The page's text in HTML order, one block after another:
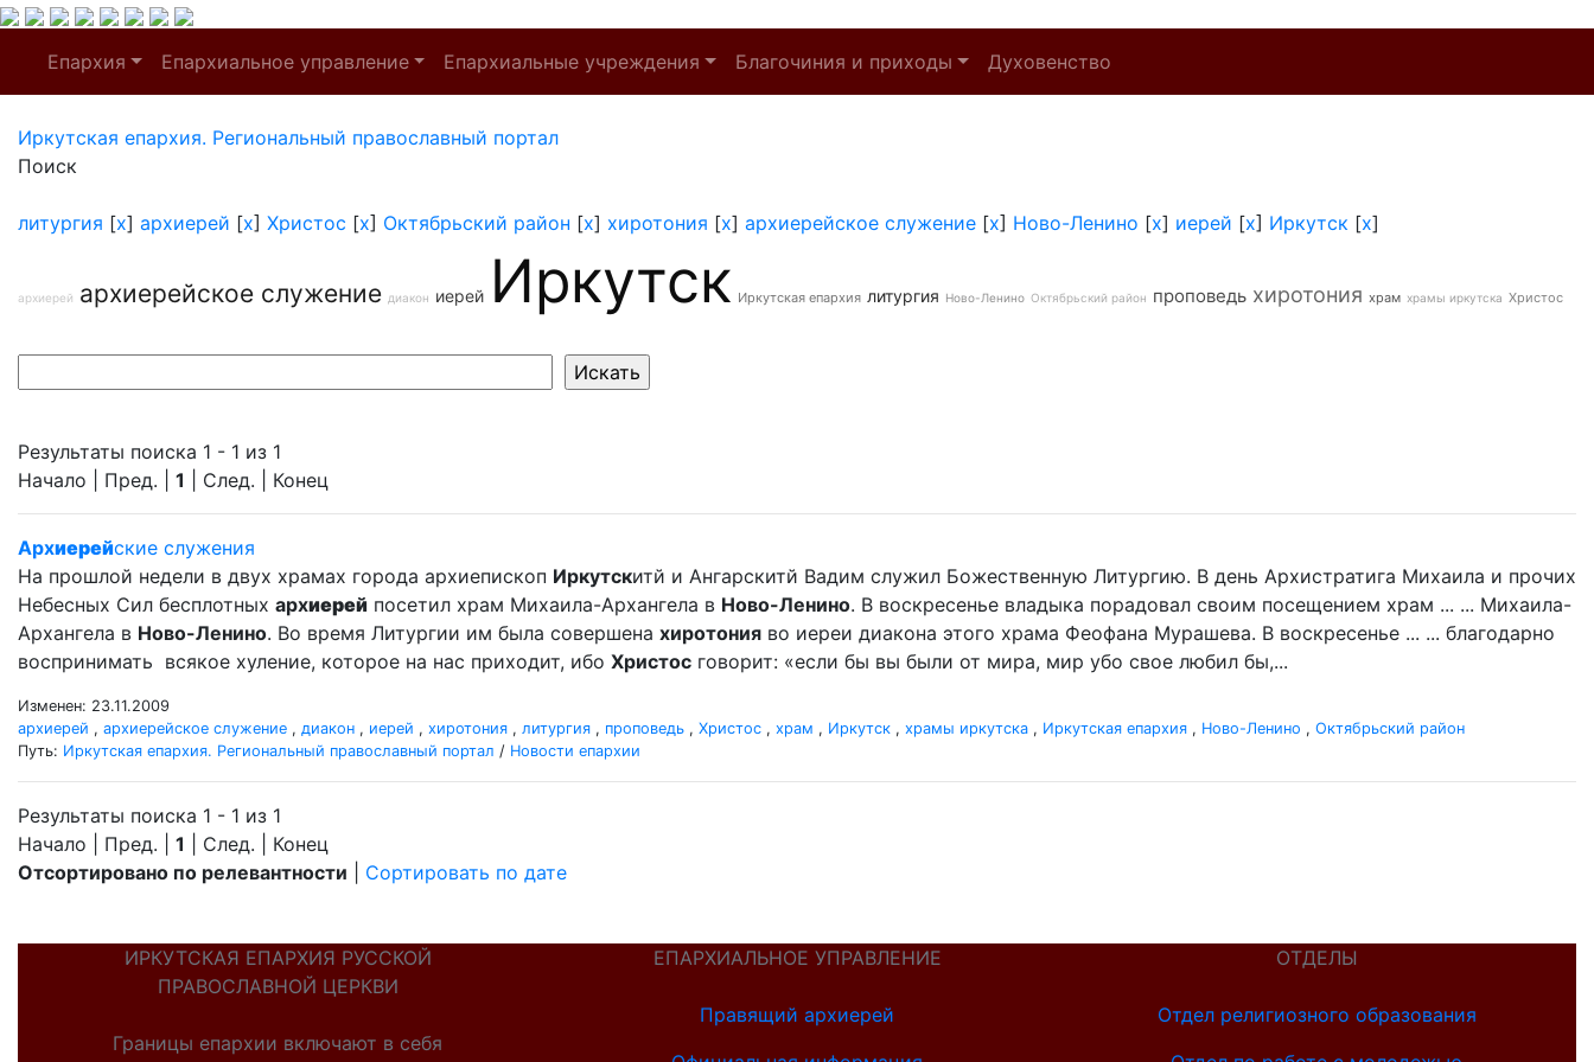
Епархия Епархиальное управление Епархиальные учреждения Благочиния и приходы Духовенство
Иркутская епархия. Региональный православный портал
Поиск
литургия [x] архиерей [x] Христос [x] Октябрьский район [x] хиротония [x] архиерейское служение [x] Ново-Ленино [x] иерей [x] Иркутск [x]
архиерей архиерейское служение диакон иерей Иркутск Иркутская епархия литургия Ново-Ленино Октябрьский район проповедь хиротония храм храмы иркутска Христос
Результаты поиска 1 - 1 из 1
Начало | Пред. | 1 | След. | Конец
Архиерейские служения
На прошлой недели в двух храмах города архиепископ Иркутскитй и Ангарскитй Вадим служил Божественную Литургию. В день Архистратига Михаила и прочих
Небесных Сил бесплотных архиерей посетил храм Михаила-Архангела в Ново-Ленино. В воскресенье владыка порадовал своим посещением храм ... ... Михаила-
Архангела в Ново-Ленино. Во время Литургии им была совершена хиротония во иереи диакона этого храма Феофана Мурашева. В воскресенье ... ... благодарно
воспринимать всякое хуление, которое на нас приходит, ибо Христос говорит: «если бы вы были от мира, мир убо свое любил бы,...
Изменен: 23.11.2009
архиерей , архиерейское служение , диакон , иерей , хиротония , литургия , проповедь , Христос , храм , Иркутск , храмы иркутска , Иркутская епархия , Ново-Ленино , Октябрьский район
Путь: Иркутская епархия. Региональный православный портал / Новости епархии
Результаты поиска 1 - 1 из 1
Начало | Пред. | 1 | След. | Конец
Отсортировано по релевантности
Сортировать по дате
ИРКУТСКАЯ ЕПАРХИЯ РУССКОЙ
ПРАВОСЛАВНОЙ ЦЕРКВИ
Границы епархии включают в себя
ЕПАРХИАЛЬНОЕ УПРАВЛЕНИЕ
Правящий архиерей
ОТДЕЛЫ
Отдел религиозного образования